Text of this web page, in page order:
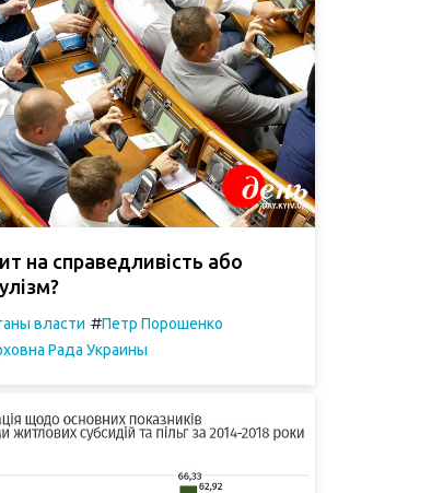
на справедливість або
власти #Петр Порошенко
Рада Украины